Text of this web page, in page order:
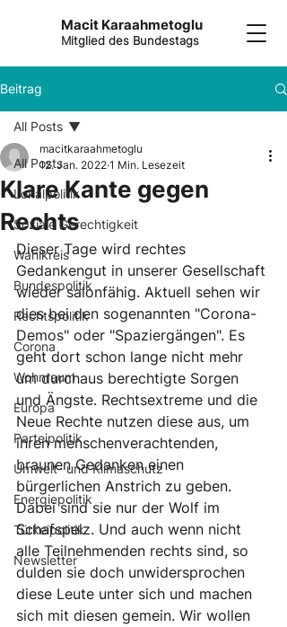
Macit Karaahmetoglu
Mitglied des Bundestags
Beitrag
All Posts
Lokalpolitik
Soziale Gerechtigkeit
Wahlkreis
Bundespolitik
Rechtspolitik
Corona
Wohnraum
Europa
Parteipolitik
Umwelt- und Klimaschutz
Energiepolitik
Türkeipolitik
Newsletter
All Posts
Klare Kante gegen
Rechts
macitkaraahmetoglu
12. Jan. 2022 1 Min. Lesezeit
Dieser Tage wird rechtes
Gedankengut in unserer Gesellschaft
wieder salonfähig. Aktuell sehen wir
dies bei den sogenannten "Corona-
Demos" oder "Spaziergängen". Es
geht dort schon lange nicht mehr
um durchaus berechtigte Sorgen
und Ängste. Rechtsextreme und die
Neue Rechte nutzen diese aus, um
ihren menschenverachtenden,
braunen Gedanken einen
bürgerlichen Anstrich zu geben.
Dabei sind sie nur der Wolf im
Schafspelz. Und auch wenn nicht
alle Teilnehmenden rechts sind, so
dulden sie doch unwidersprochen
diese Leute unter sich und machen
sich mit diesen gemein. Wir wollen